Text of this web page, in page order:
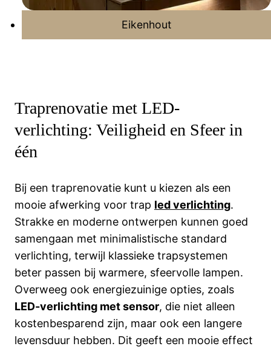
Eikenhout
Traprenovatie met LED-
verlichting: Veiligheid en Sfeer in
één
Bij een traprenovatie kunt u kiezen als een
mooie afwerking voor trap led verlichting.
Strakke en moderne ontwerpen kunnen goed
samengaan met minimalistische standard
verlichting, terwijl klassieke trapsystemen
beter passen bij warmere, sfeervolle lampen.
Overweeg ook energiezuinige opties, zoals
LED-verlichting met sensor, die niet alleen
kostenbesparend zijn, maar ook een langere
levensduur hebben. Dit geeft een mooie effect